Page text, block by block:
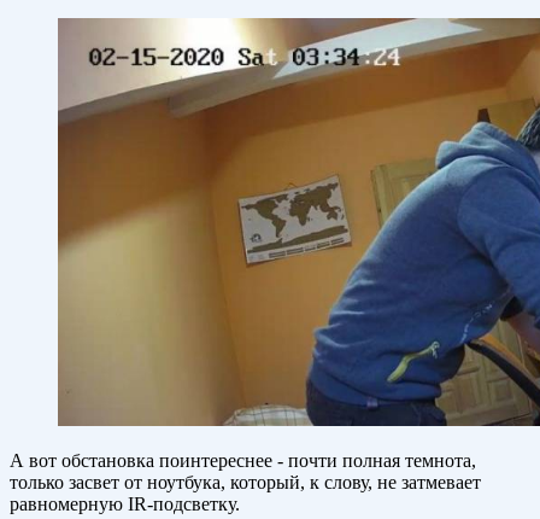
А вот обстановка поинтереснее - почти полная темнота,
только засвет от ноутбука, который, к слову, не затмевает
равномерную IR-подсветку.